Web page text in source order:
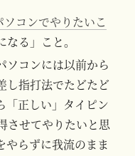
ソコンでやりたいこ
る」こと。
ソコンには以前から
し指打法でたどたど
「正しい」タイピン
させてやりたいと思
やらずに我流のまま